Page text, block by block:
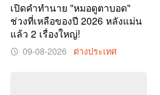
เปิดคำทำนาย "หมอดูตาบอด"
ช่วงที่เหลือของปี 2026 หลังแม่น
แล้ว 2 เรื่องใหญ่!
09-08-2026 ต่างประเทศ